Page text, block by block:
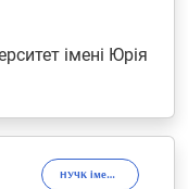
імені Юрія
НУЧК імені Т.Г. Шевченка